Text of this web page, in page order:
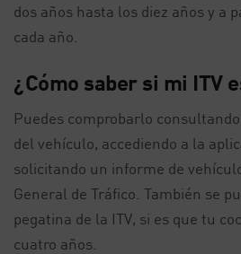
dos años hasta los diez años y a
cada año.
¿Cómo saber si mi ITV
Puedes comprobarlo
del vehículo, accediendo a la
solicitando un informe de
General de Tráfico. También se
pegatina de la ITV, si es que tu
cuatro años.